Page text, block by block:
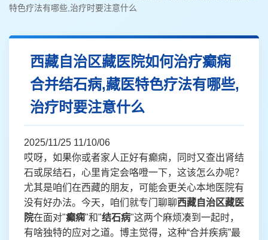
特色疗法有哪些,治疗时要注意什么
西藏自治区藏医院如何治疗癫痫
合并结石病,藏医特色疗法有哪些,
治疗时要注意什么
2025/11/25 11/10/06
哎呀，如果你或者家人正好有癫痫，同时又查出肾结
石或尿结石，心里肯定会咯噔一下，这该怎么办呢？
尤其是咱们在西藏的朋友，可能会更关心本地医院有
没有好办法。今天，咱们就专门聊聊西藏自治区藏医
院在面对"癫痫"和"结石病"这两个麻烦凑到一起时，
有啥独特的应对之道。博主觉得，这种“合并疾病”最